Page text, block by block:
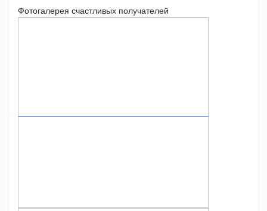
Фотогалерея счастливых получателей